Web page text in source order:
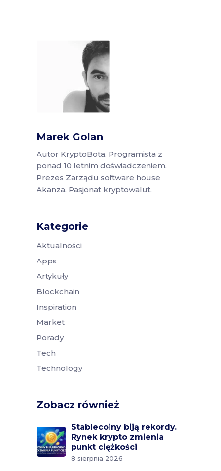
Marek Golan
Autor KryptoBota. Programista z
ponad 10 letnim doświadczeniem.
Prezes Zarządu software house
Akanza. Pasjonat kryptowalut.
Kategorie
Aktualności
Apps
Artykuły
Blockchain
Inspiration
Market
Porady
Tech
Technology
Zobacz również
Stablecoiny biją rekordy.
Rynek krypto zmienia
punkt ciężkości
8 sierpnia 2026